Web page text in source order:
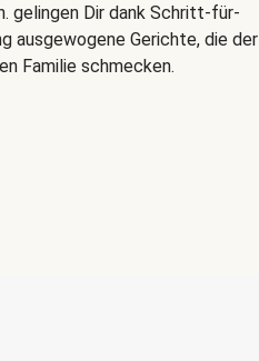
gelingen Dir dank Schritt-für-
ausgewogene Gerichte, die der
Familie schmecken.